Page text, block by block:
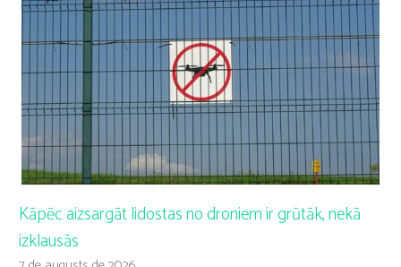
Kāpēc aizsargāt lidostas no droniem ir grūtāk, nekā
izklausās